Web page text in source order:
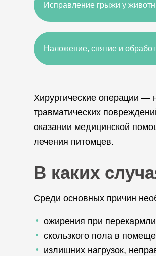
Исправление грыжи у
Наложение, снятие и
Хирургические операции —
травматических
оказании медицинской
лечения питомцев.
В каких
Среди основных причин
ожирения при
скользкого пола в
излишних нагрузок,